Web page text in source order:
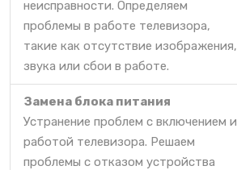
неисправности. Определяем
проблемы в работе телевизора,
такие как отсутствие изображения,
звука или сбои в работе.
Замена блока питания
Устранение проблем с включением и
работой телевизора. Решаем
проблемы с отказом устройства